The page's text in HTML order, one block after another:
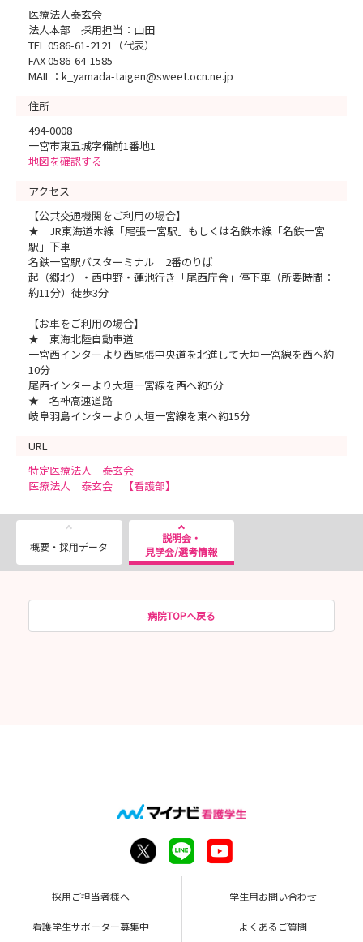
------------------
✿ ご予約方法 ✿
------------------
(1) ご希望日時を選択！
(2) 予約ボタンで申請！
(3) 当院にて予約確認後ご連絡をさせて頂きます。
※日程が合わない場合随時受付へ申し込みお願い致します。
別途日程調整のご連絡をさせていただきます。
---------------
✿ メッセージ ✿
当院に関心をお寄せくださり誠にありがとうございます。
当院では個々の看護師の成長過程を大切にしながら、その成長を
支援しています。
有給も取りやすく、連休が取りやすい環境のため趣味の時間を取
ることも可能です！
少しでもご興味のある方は、お気軽にぜひご応募ください！
お会いできること職員一同心よりお待ちしております！
★◆お問い合わせ先
医療法人泰玄会
法人本部 採用担当 山田
〒494-0008 一宮市東五城字備前1-1
TEL:(0586)61-2121(代表) （対応時間：平日8：30～17：00）
Email:k_yamada-taigen@sweet.ocn.ne.jp
医療法人泰玄会
法人本部 採用担当：山田
TEL 0586-61-2121（代表）
FAX 0586-64-1585
MAIL：k_yamada-taigen@sweet.ocn.ne.jp
住所
494-0008
一宮市東五城字備前1番地1
地図を確認する
アクセス
【公共交通機関をご利用の場合】
★ JR東海道本線「尾張一宮駅」もしくは名鉄本線「名鉄一宮
駅」下車
名鉄一宮駅バスターミナル 2番のりば
起（郷北）・西中野・蓮池行き「尾西庁舎」停下車（所要時間：
約11分）徒歩3分
【お車をご利用の場合】
★ 東海北陸自動車道
一宮西インターより西尾張中央道を北進して大垣一宮線を西へ約
10分
尾西インターより大垣一宮線を西へ約5分
★ 名神高速道路
岐阜羽島インターより大垣一宮線を東へ約15分
URL
特定医療法人 泰玄会
医療法人 泰玄会 【看護部】
概要・採用データ
説明会・
見学会/選考情報
病院TOPへ戻る
採用ご担当者様へ 学生用お問い合わせ
看護学生サポーター募集中 よくあるご質問